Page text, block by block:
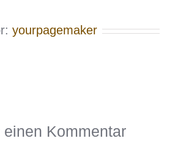
yourpagemaker
Kommentar